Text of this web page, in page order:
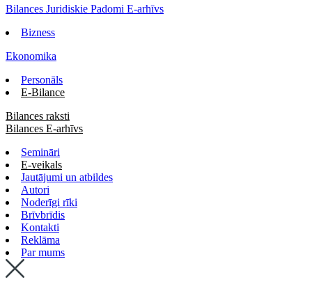
Bilances Juridiskie Padomi E-arhīvs
Bizness
Ekonomika
Personāls
E-Bilance
Bilances raksti
Bilances E-arhīvs
Semināri
E-veikals
Jautājumi un atbildes
Autori
Noderīgi rīki
Brīvbrīdis
Kontakti
Reklāma
Par mums